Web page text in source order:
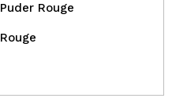
Puder Rouge
Rouge